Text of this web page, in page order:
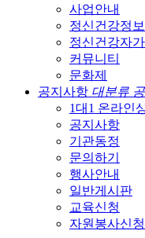
사업안내
정신건강정보
정신건강자
커뮤니티
문화제
공지사항 대분류
1대1 온라인
공지사항
기관동정
문의하기
행사안내
일반게시판
교육신청
자원봉사신청